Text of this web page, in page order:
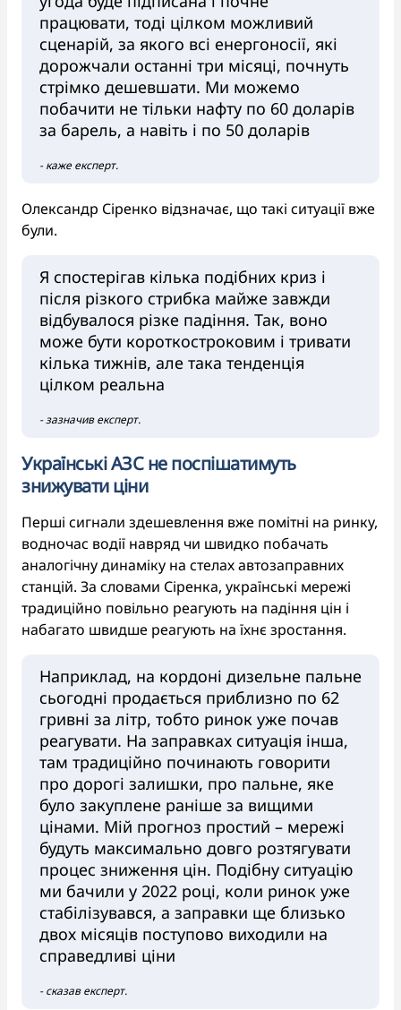
працювати, тоді цілком можливий
сценарій, за якого всі енергоносії, які
дорожчали останні три місяці, почнуть
стрімко дешевшати. Ми можемо
побачити не тільки нафту по 60 доларів
за барель, а навіть і по 50 доларів
- каже експерт.
Олександр Сіренко відзначає, що такі ситуації вже
були.
Я спостерігав кілька подібних криз і
після різкого стрибка майже завжди
відбувалося різке падіння. Так, воно
може бути короткостроковим і тривати
кілька тижнів, але така тенденція
цілком реальна
- зазначив експерт.
Українські АЗС не поспішатимуть
знижувати ціни
Перші сигнали здешевлення вже помітні на ринку,
водночас водії навряд чи швидко побачать
аналогічну динаміку на стелах автозаправних
станцій. За словами Сіренка, українські мережі
традиційно повільно реагують на падіння цін і
набагато швидше реагують на їхнє зростання.
Наприклад, на кордоні дизельне пальне
сьогодні продається приблизно по 62
гривні за літр, тобто ринок уже почав
реагувати. На заправках ситуація інша,
там традиційно починають говорити
про дорогі залишки, про пальне, яке
було закуплене раніше за вищими
цінами. Мій прогноз простий – мережі
будуть максимально довго розтягувати
процес зниження цін. Подібну ситуацію
ми бачили у 2022 році, коли ринок уже
стабілізувався, а заправки ще близько
двох місяців поступово виходили на
справедливі ціни
- сказав експерт.